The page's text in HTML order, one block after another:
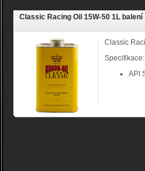
Classic Racing Oil 15W-50 1L balení
Classic
Specifikace:
API